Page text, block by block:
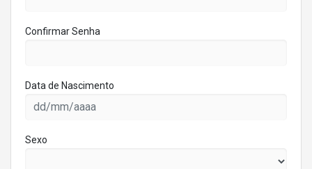
Confirmar Senha
Data de Nascimento
Sexo